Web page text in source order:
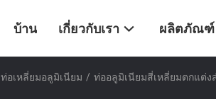
บ้าน เกี่ยวกับเรา ผลิตภัณฑ์
ท่อเหลี่ยมอลูมิเนียม / ท่ออลูมิเนียมสี่เหลี่ยมตกแต่ง